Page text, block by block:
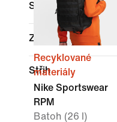
Sporty
Značka
Střih
Recyklované
materiály
Nike Sportswear
RPM
Batoh (26 l)